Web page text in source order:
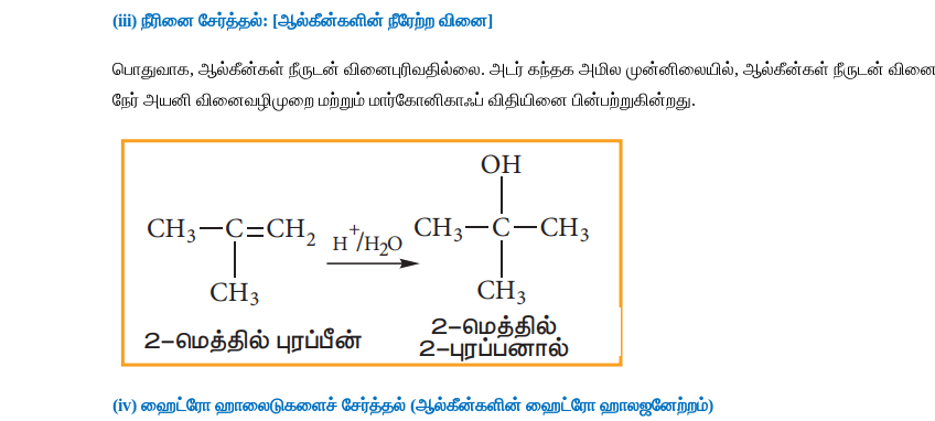
(iii) நீரினை சேர்த்தல்: [ஆல்கீன்களின் நீரேற்ற வினை]
பொதுவாக, ஆல்கீன்கள் நீருடன் வினைபுரிவதில்லை. அடர் கந்தக அமில முன்னிலையில், ஆல்கீன்கள் நீருடன்
நேர் அயனி வினைவழிமுறை மற்றும் மார்கோனிகாஃப் விதியினை பின்பற்றுகின்றது.
(iv) ஹைட்ரோ ஹாலைடுகளைச் சேர்த்தல் (ஆல்கீன்களின் ஹைட்ரோ ஹாலஜனேற்றம்)